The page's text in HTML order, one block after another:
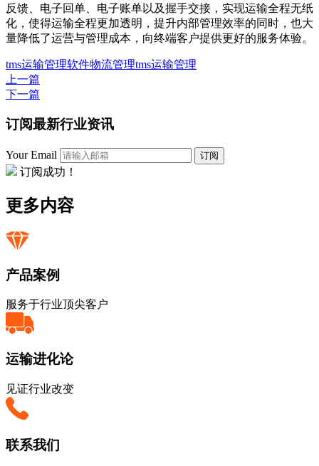
反馈、电子回单、电子账单以及握手交接，实现运输全程无纸
化，使得运输全程更加透明，提升内部管理效率的同时，也大
量降低了运营与管理成本，向终端客户提供更好的服务体验。
tms运输管理软件物流管理tms运输管理
上一篇
下一篇
订阅最新行业资讯
Your Email 订阅
订阅成功！
更多内容
产品案例
服务于行业顶尖客户
运输进化论
见证行业改变
联系我们